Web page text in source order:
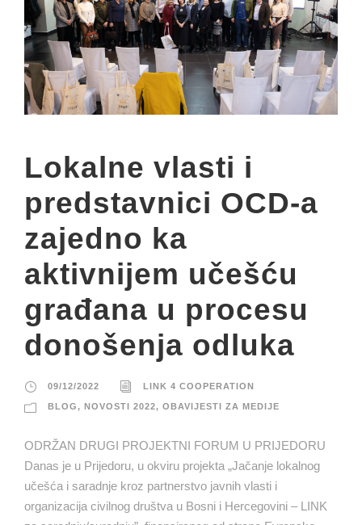
Lokalne vlasti i
predstavnici OCD-a
zajedno ka
aktivnijem učešću
građana u procesu
donošenja odluka
09/12/2022 LINK 4 COOPERATION
BLOG, NOVOSTI 2022, OBAVIJESTI ZA MEDIJE
ODRŽAN DRUGI PROJEKTNI FORUM U PRIJEDORU
Danas je u Prijedoru, u okviru projekta „Jačanje lokalnog
učešća i saradnje kroz partnerstvo javnih vlasti i
organizacija civilnog društva u Bosni i Hercegovini – LINK